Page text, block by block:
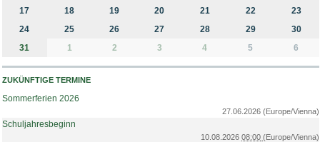
17
18 19 20 21 22
23
24
25 26 27 28 29
30
31
1 2 3 4 5 6
ZUKÜNFTIGE TERMINE
Sommerferien 2026
27.06.2026(Europe/Vienna)
Schuljahresbeginn
10.08.202608:00 (Europe/Vienna)